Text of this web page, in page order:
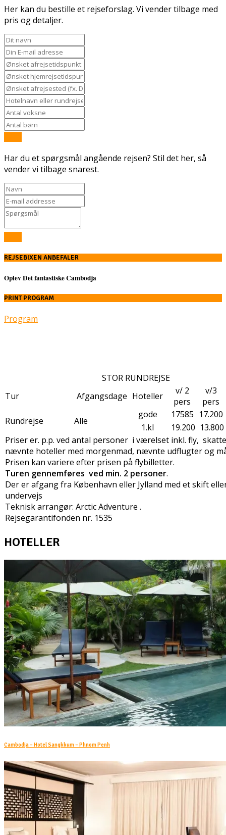
Her kan du bestille et rejseforslag. Vi vender tilbage med
pris og detaljer.
Har du et spørgsmål angående rejsen? Stil det her, så
vender vi tilbage snarest.
REJSEBIXEN ANBEFALER
Oplev Det fantastiske Cambodja
PRINT PROGRAM
Program
STOR RUNDREJSE
Tur
Afgangsdage Hoteller
v/ 2
pers
v/3
pers
Rundrejse
Alle
gode 17585 17.200
1.kl
19.200 13.800
Priser er. p.p. ved antal personer i værelset inkl. fly,
nævnte hoteller med morgenmad, nævnte udflugter og
Prisen kan variere efter prisen på flybilletter.
Turen gennemføres ved min. 2 personer.
Der er afgang fra København eller Jylland med et skift
undervejs
Teknisk arrangør: Arctic Adventure .
Rejsegarantifonden nr. 1535
HOTELLER
Cambodja – Hotel Sangkkum – Phnom Penh